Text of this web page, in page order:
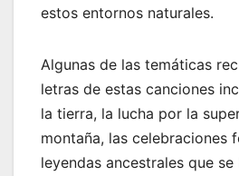
estos entornos naturales.
Algunas de las temáticas
letras de estas canciones
la tierra, la lucha por la
montaña, las celebraciones
leyendas ancestrales que